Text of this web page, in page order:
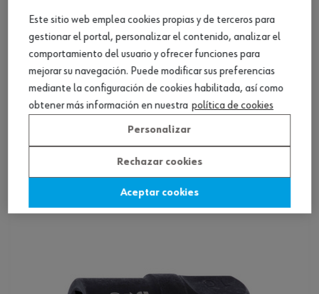
Adaptador de 1/2 pulg. portapuntas cambio
rápido
Este sitio web emplea cookies propias y de terceros para
gestionar el portal, personalizar el contenido, analizar el
comportamiento del usuario y ofrecer funciones para
mejorar su navegación. Puede modificar sus preferencias
mediante la configuración de cookies habilitada, así como
obtener más información en nuestra política de cookies
Personalizar
Rechazar cookies
Aceptar cookies